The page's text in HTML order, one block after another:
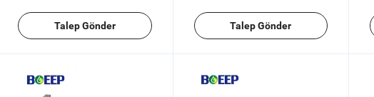
Talep Gönder Talep Gönder